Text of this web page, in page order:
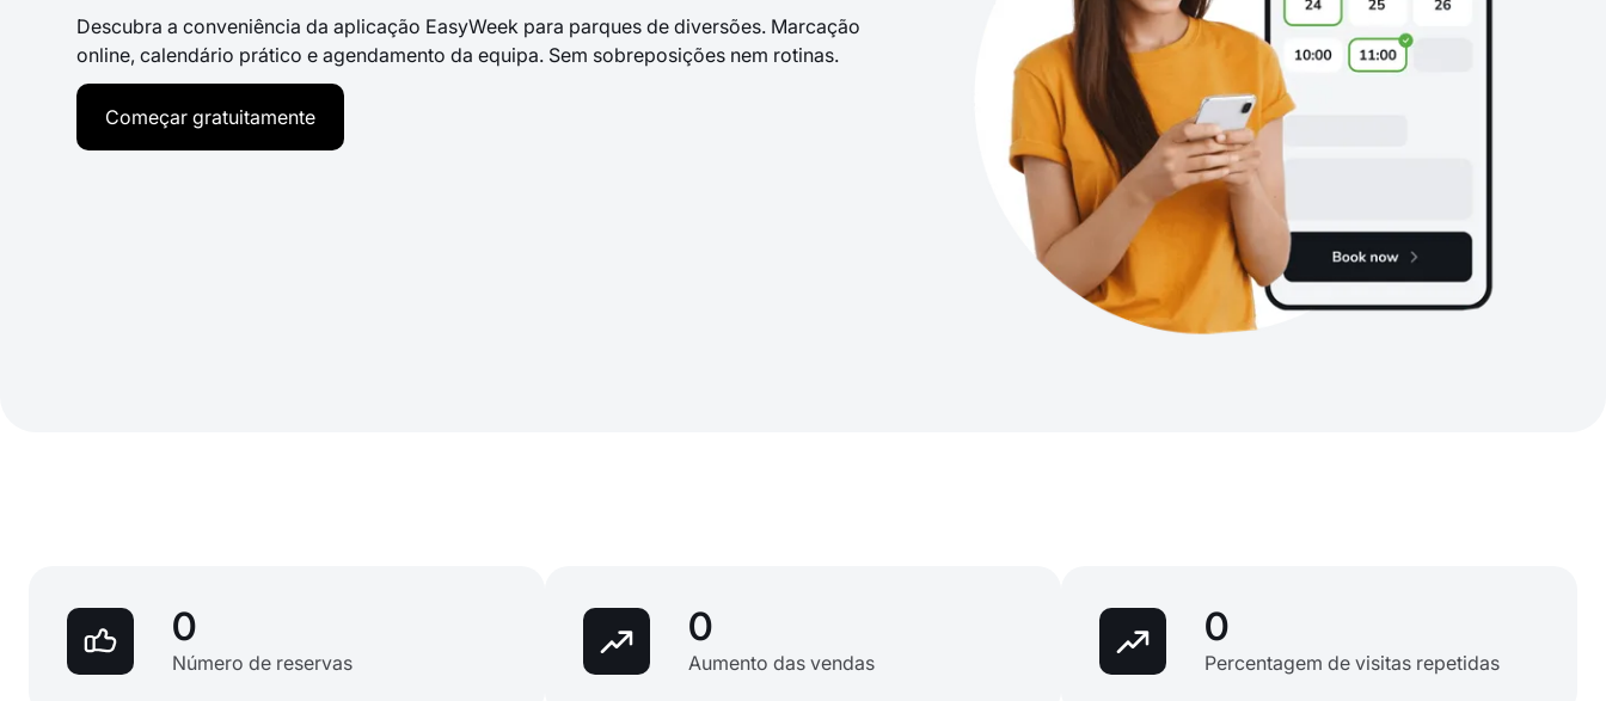
Descubra a conveniência da aplicação EasyWeek para parques de diversões. Marcação
online, calendário prático e agendamento da equipa. Sem sobreposições nem rotinas.
Começar gratuitamente
0
Número de reservas
0
Aumento das vendas
0
Percentagem de visitas repetidas